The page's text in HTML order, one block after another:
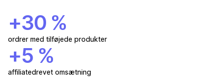
+30 %
ordrer med tilføjede produkter
+5 %
affiliatedrevet omsætning